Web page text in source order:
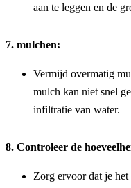
aan te leggen en de
7. mulchen:
Vermijd overmatig
mulch kan niet snel
infiltratie van water.
8. Controleer de
Zorg ervoor dat je